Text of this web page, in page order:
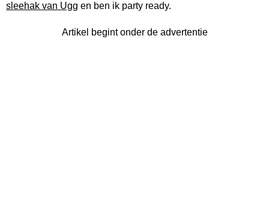
sleehak van Ugg en ben ik party ready.
Artikel begint onder de advertentie